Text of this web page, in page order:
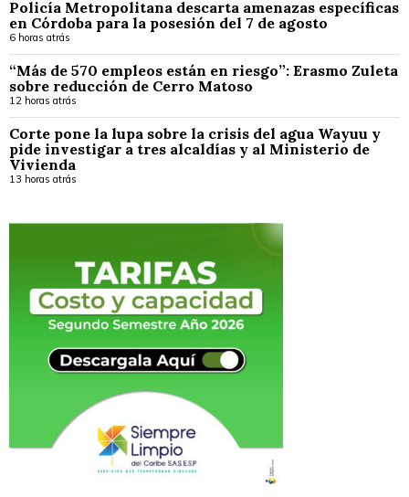
Policía Metropolitana descarta amenazas específicas
en Córdoba para la posesión del 7 de agosto
6 horas atrás
“Más de 570 empleos están en riesgo”: Erasmo Zuleta
sobre reducción de Cerro Matoso
12 horas atrás
Corte pone la lupa sobre la crisis del agua Wayuu y
pide investigar a tres alcaldías y al Ministerio de
Vivienda
13 horas atrás